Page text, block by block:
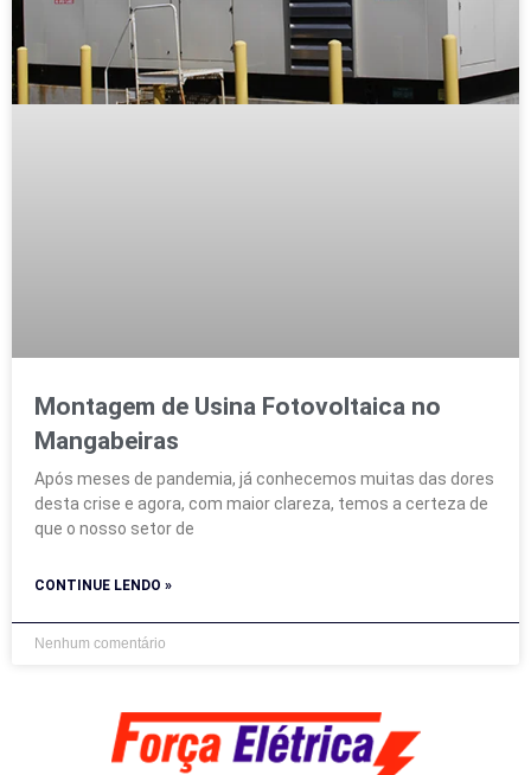
Montagem de Usina Fotovoltaica no
Mangabeiras
Após meses de pandemia, já conhecemos muitas das dores
desta crise e agora, com maior clareza, temos a certeza de
que o nosso setor de
CONTINUE LENDO »
Nenhum comentário